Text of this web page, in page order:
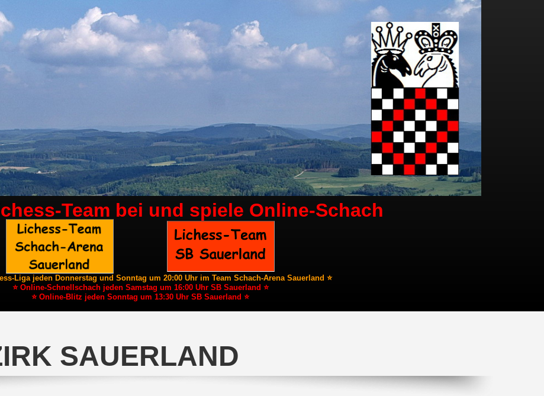
Team bei und spiele Online-Schach
Liga jeden Donnerstag und Sonntag um 20:00 Uhr im Team Schach-Arena Sauerland ⭐
⭐ Online-Schnellschach jeden Samstag um 16:00 Uhr SB Sauerland ⭐
⭐ Online-Blitz jeden Sonntag um 13:30 Uhr SB Sauerland ⭐
SAUERLAND